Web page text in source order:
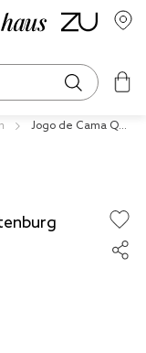
Jogo de Cama Qu